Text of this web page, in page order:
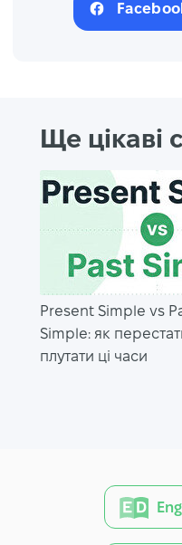
Ще цікаві
Present Simple vs
Simple: як
плутати ці часи